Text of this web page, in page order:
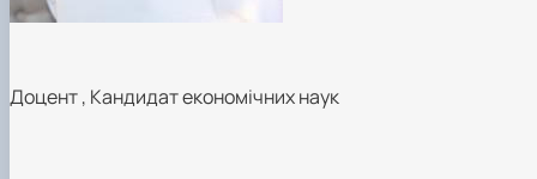
Доцент, Кандидат економічних наук